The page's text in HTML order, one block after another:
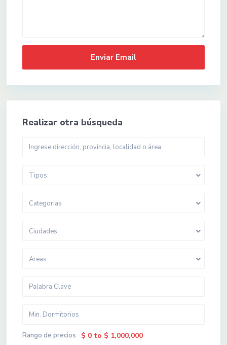
Realizar otra búsqueda
Tipos
Categorias
Ciudades
Areas
Rango de precios $ 0 to $ 1,000,000